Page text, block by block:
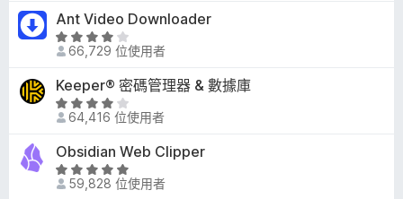
分
，
滿
分
分
4
.
1
，
滿
分
分
Ant Video Downloader
評
價
3
.
8
，
滿
分
66,729 位使用者
Keeper® 密碼管理器 & 數據庫
評
價
4
2
64,416 位使用者
Obsidian Web Clipper
評
價 59,828 位使用者